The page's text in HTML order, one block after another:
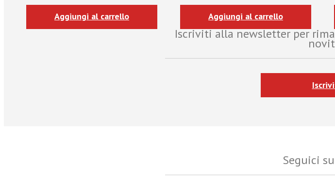
Aggiungi al carrello Aggiungi al carrello
Iscriviti alla newsletter per
Seguici